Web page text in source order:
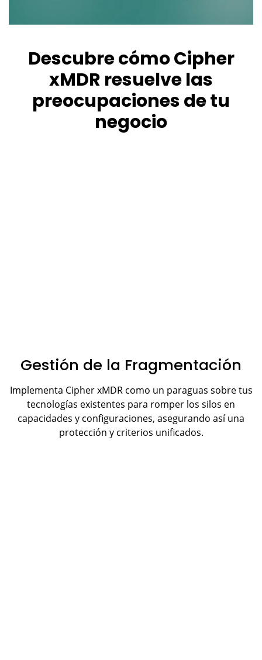
Descubre cómo Cipher
xMDR resuelve las
preocupaciones de tu
negocio
Gestión de la Fragmentación
Implementa Cipher xMDR como un paraguas sobre tus
tecnologías existentes para romper los silos en
capacidades y configuraciones, asegurando así una
protección y criterios unificados.